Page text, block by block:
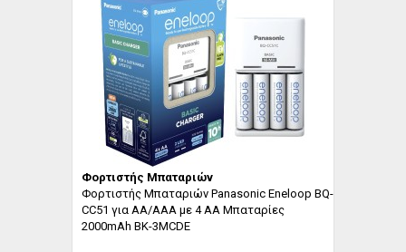
Φορτιστής Μπαταριών
Φορτιστής Μπαταριών Panasonic Eneloop BQ-
CC51 για AA/AAA με 4 ΑΑ Μπαταρίες
2000mAh BK-3MCDE